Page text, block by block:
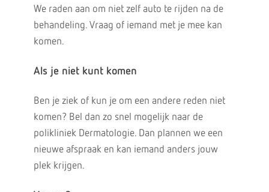
We raden aan om niet zelf auto te rijden na de
behandeling. Vraag of iemand met je mee kan
komen.
Als je niet kunt komen
Ben je ziek of kun je om een andere reden niet
komen? Bel dan zo snel mogelijk naar de
polikliniek Dermatologie. Dan plannen we een
nieuwe afspraak en kan iemand anders jouw
plek krijgen.